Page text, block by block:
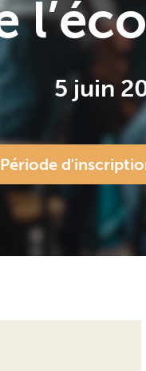
5 juin
Période